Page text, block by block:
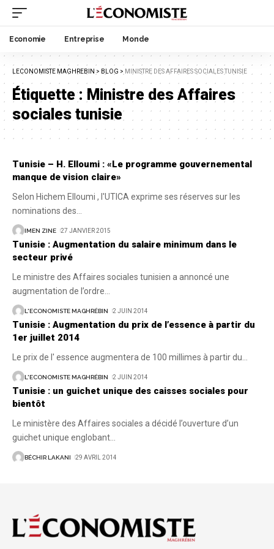
Economie Entreprise Monde
LECONOMISTE MAGHREBIN > BLOG > MINISTRE DES AFFAIRES SOCIALES TUNISIE
Étiquette :Ministre des Affaires
sociales tunisie
Tunisie – H. Elloumi : «Le programme gouvernemental
manque de vision claire»
Selon Hichem Elloumi , l'UTICA exprime ses réserves sur les
nominations des
IMEN ZINE 27 JANVIER 2015
Tunisie : Augmentation du salaire minimum dans le
secteur privé
Le ministre des Affaires sociales tunisien a annoncé une
augmentation de l’ordre
L'ECONOMISTE MAGHRÉBIN 2 JUIN 2014
Tunisie : Augmentation du prix de l’essence à partir du
1er juillet 2014
Le prix de l' essence augmentera de 100 millimes à partir du
L'ECONOMISTE MAGHRÉBIN 2 JUIN 2014
Tunisie : un guichet unique des caisses sociales pour
bientôt
Le ministère des Affaires sociales a décidé l’ouverture d’un
guichet unique englobant
BÉCHIR LAKANI 29 AVRIL 2014